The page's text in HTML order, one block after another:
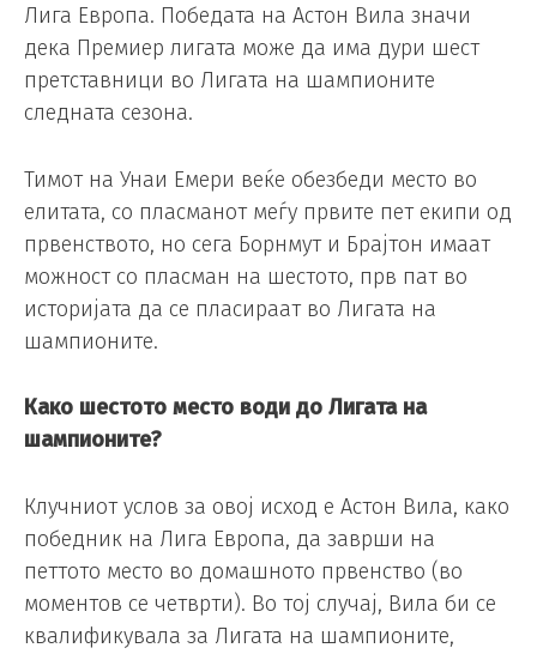
Лига Европа. Победата на Астон Вила значи
дека Премиер лигата може да има дури шест
претставници во Лигата на шампионите
следната сезона.
Тимот на Унаи Емери веќе обезбеди место во
елитата, со пласманот меѓу првите пет екипи од
првенството, но сега Борнмут и Брајтон имаат
можност со пласман на шестото, прв пат во
историјата да се пласираат во Лигата на
шампионите.
Како шестото место води до Лигата на
шампионите?
Клучниот услов за овој исход е Астон Вила, како
победник на Лига Европа, да заврши на
петтото место во домашното првенство (во
моментов се четврти). Во тој случај, Вила би се
квалификувала за Лигата на шампионите,